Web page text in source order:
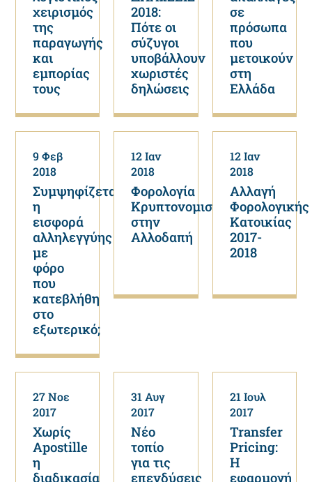
χειρισμός
της
παραγωγής
και
εμπορίας
τους
2018:
Πότε οι
σύζυγοι
υποβάλλουν
χωριστές
δηλώσεις
σε
πρόσωπα
που
μετοικούν
στη
Ελλάδα
9 Φεβ
2018
Συμψηφίζεται
η
εισφορά
αλληλεγγύης
με
φόρο
που
κατεβλήθη
στο
εξωτερικό;
12 Ιαν
2018
Φορολογία
Κρυπτονομισμάτων
στην
Αλλοδαπή
12 Ιαν
2018
Αλλαγή
Φορολογικής
Κατοικίας
2017-
2018
27 Νοε
2017
Χωρίς
Αpostille
η
διαδικασία
31 Αυγ
2017
Νέο
τοπίο
για τις
επενδύσεις
21 Ιουλ
2017
Transfer
Pricing:
Η
εφαρμογή